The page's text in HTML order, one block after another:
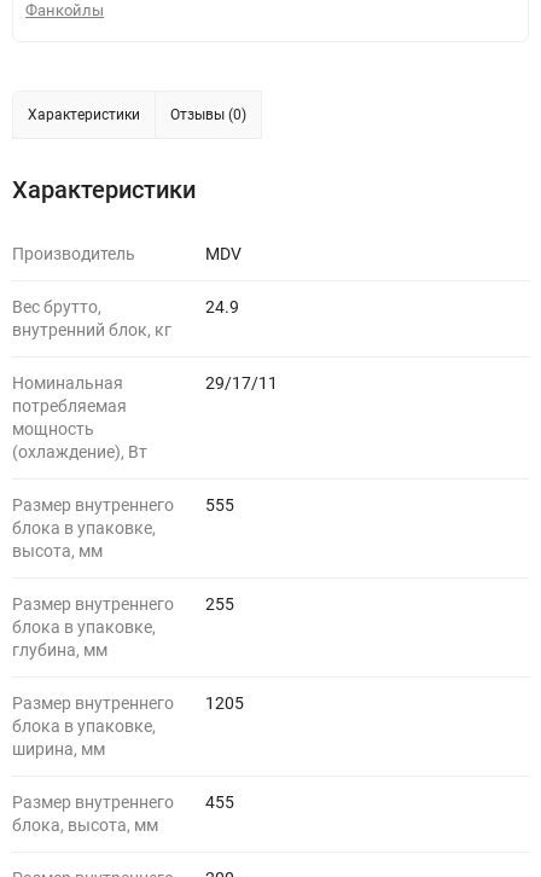
Фанкойлы
Характеристики Отзывы (0)
Характеристики
Производитель MDV
Вес брутто,
внутренний блок, кг
24.9
Номинальная
потребляемая
мощность
(охлаждение), Вт
29/17/11
Размер внутреннего
блока в упаковке,
высота, мм
555
Размер внутреннего
блока в упаковке,
глубина, мм
255
Размер внутреннего
блока в упаковке,
ширина, мм
1205
Размер внутреннего
блока, высота, мм
455